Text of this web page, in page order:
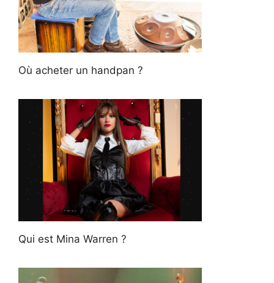
Où acheter un handpan ?
Qui est Mina Warren ?